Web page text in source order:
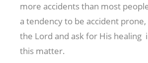
more accidents than most
a tendency to be accident
the Lord and ask for His healing
this matter.